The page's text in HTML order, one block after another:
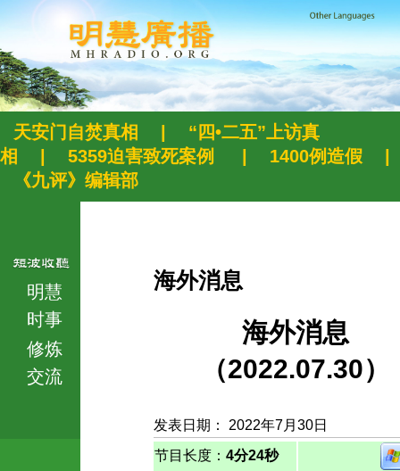
天安门自焚真相
“四•二五”上访真
相
5359迫害致死案例 1400例造假
《九评》编辑部
明慧
时事
修炼
交流
海外消息
海外消息
（2022.07.30）
发表日期： 2022年7月30日
节目长度： 4分24秒